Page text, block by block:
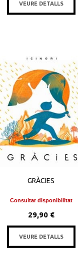
VEURE DETALLS
GRÀCIES
Consultar disponibilitat
29,90 €
VEURE DETALLS